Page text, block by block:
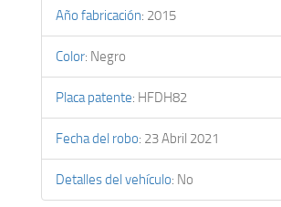
Año fabricación: 2015
Color: Negro
Placa patente: HFDH82
Fecha del robo: 23 Abril 2021
Detalles del vehículo: No